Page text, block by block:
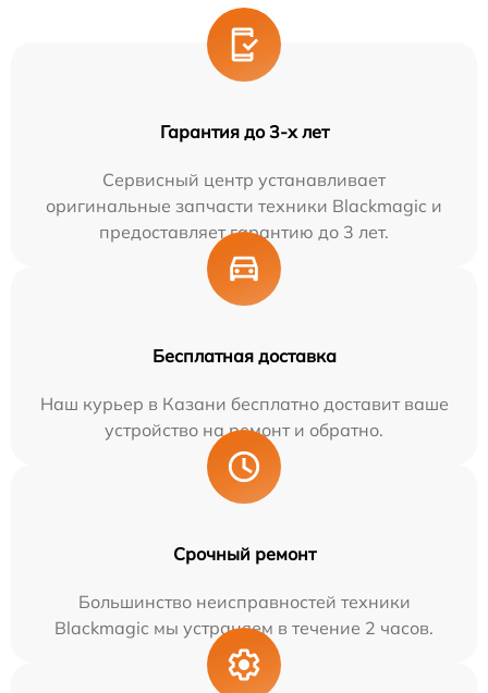
Гарантия до 3-х лет
Сервисный центр устанавливает
оригинальные запчасти техники Blackmagic и
предоставляет гарантию до 3 лет.
Бесплатная доставка
Наш курьер в Казани бесплатно доставит ваше
устройство на ремонт и обратно.
Срочный ремонт
Большинство неисправностей техники
Blackmagic мы устраняем в течение 2 часов.